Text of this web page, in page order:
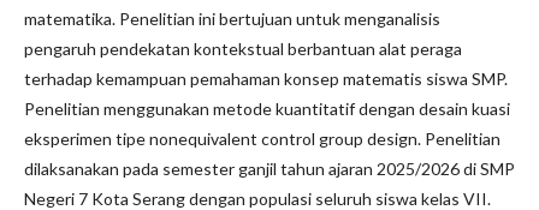
matematika. Penelitian ini bertujuan untuk menganalisis
pengaruh pendekatan kontekstual berbantuan alat peraga
terhadap kemampuan pemahaman konsep matematis siswa SMP.
Penelitian menggunakan metode kuantitatif dengan desain kuasi
eksperimen tipe nonequivalent control group design. Penelitian
dilaksanakan pada semester ganjil tahun ajaran 2025/2026 di SMP
Negeri 7 Kota Serang dengan populasi seluruh siswa kelas VII.